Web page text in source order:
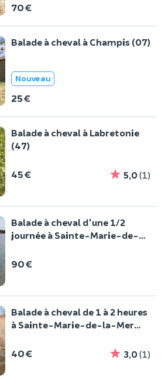
70 €
Balade à cheval à Champis (07)
Nouveau
25 €
Balade à cheval à Labretonie
(47)
45 € 5,0(1)
Balade à cheval d'une 1/2
journée à Sainte-Marie-de-
90 €
Balade à cheval de 1 à 2 heures
à Sainte-Marie-de-la-Mer
40 € 3,0(1)